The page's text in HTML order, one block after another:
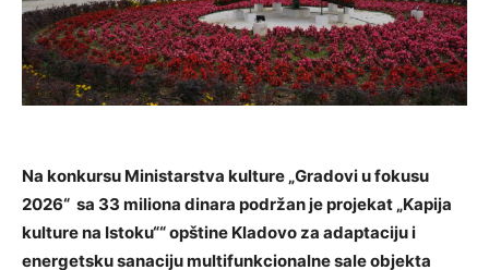
Na konkursu Ministarstva kulture „Gradovi u fokusu
2026“ sa 33 miliona dinara podržan je projekat „Kapija
kulture na Istoku““ opštine Kladovo za adaptaciju i
energetsku sanaciju multifunkcionalne sale objekta